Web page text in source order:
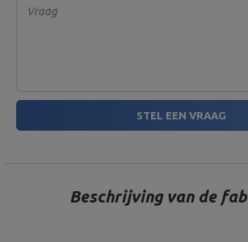
Vraag
STEL EEN VRAAG
Beschrijving van de